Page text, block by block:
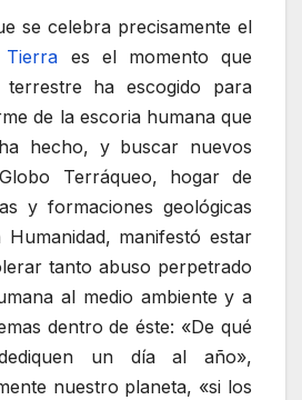
se celebra precisamente el
es el momento que
ha escogido para
de la escoria humana que
hecho, y buscar nuevos
Terráqueo, hogar de
y formaciones geológicas
manifestó estar
tanto abuso perpetrado
al medio ambiente y a
dentro de éste: «De qué
un día al año»,
nuestro planeta, «si los